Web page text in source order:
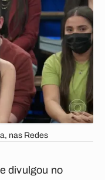
nas Redes
divulgou no